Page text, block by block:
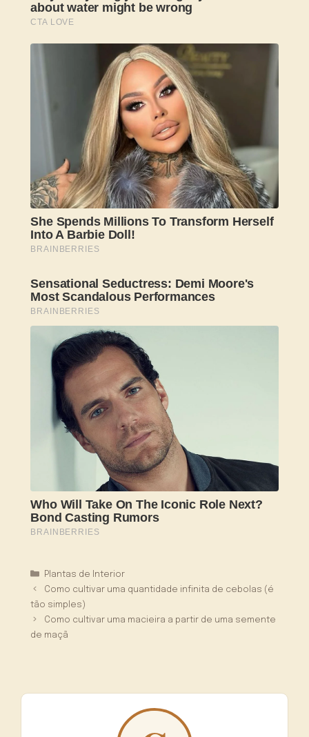
Categorias
Plantas de Interior
Como cultivar uma quantidade infinita de cebolas (é
tão simples)
Como cultivar uma macieira a partir de uma semente
de maçã